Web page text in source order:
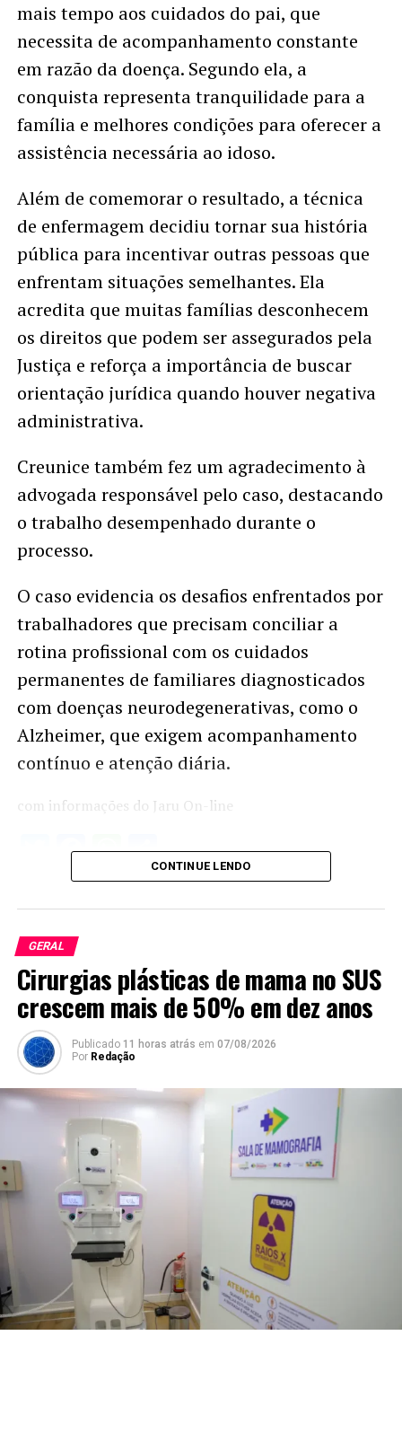
mais tempo aos cuidados do pai, que
necessita de acompanhamento constante
em razão da doença. Segundo ela, a
conquista representa tranquilidade para a
família e melhores condições para oferecer a
assistência necessária ao idoso.
Além de comemorar o resultado, a técnica
de enfermagem decidiu tornar sua história
pública para incentivar outras pessoas que
enfrentam situações semelhantes. Ela
acredita que muitas famílias desconhecem
os direitos que podem ser assegurados pela
Justiça e reforça a importância de buscar
orientação jurídica quando houver negativa
administrativa.
Creunice também fez um agradecimento à
advogada responsável pelo caso, destacando
o trabalho desempenhado durante o
processo.
O caso evidencia os desafios enfrentados por
trabalhadores que precisam conciliar a
rotina profissional com os cuidados
permanentes de familiares diagnosticados
com doenças neurodegenerativas, como o
Alzheimer, que exigem acompanhamento
contínuo e atenção diária.
com informações do Jaru On-line
Twitter
Facebook
WhatsApp
Share
CONTINUE LENDO
GERAL
Cirurgias plásticas de mama no SUS
crescem mais de 50% em dez anos
Publicado 11 horas atrás em 07/08/2026
Por Redação